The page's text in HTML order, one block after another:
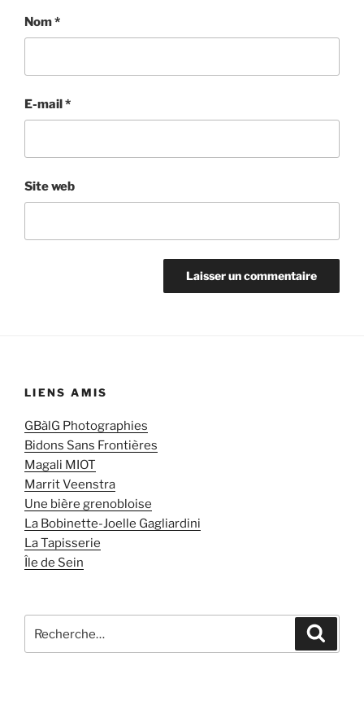
Nom*
E-mail*
Site web
LIENS AMIS
GBàlG Photographies
Bidons Sans Frontières
Magali MIOT
Marrit Veenstra
Une bière grenobloise
La Bobinette-Joelle Gagliardini
La Tapisserie
Île de Sein
pour